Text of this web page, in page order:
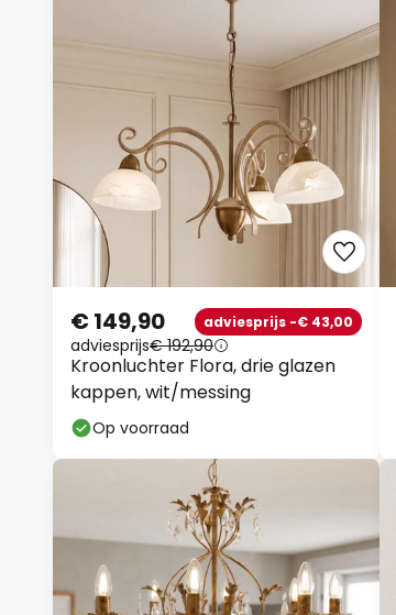
Kroonluchter Flora, drie glazen
kappen, wit/messing
€ 149,90 adviesprijs -€ 43,00
adviesprijs€ 192,90
Op voorraad